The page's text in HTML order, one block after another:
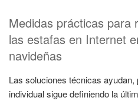
Medidas prácticas para
las estafas en Internet
navideñas
Las soluciones técnicas
individual sigue definiendo la